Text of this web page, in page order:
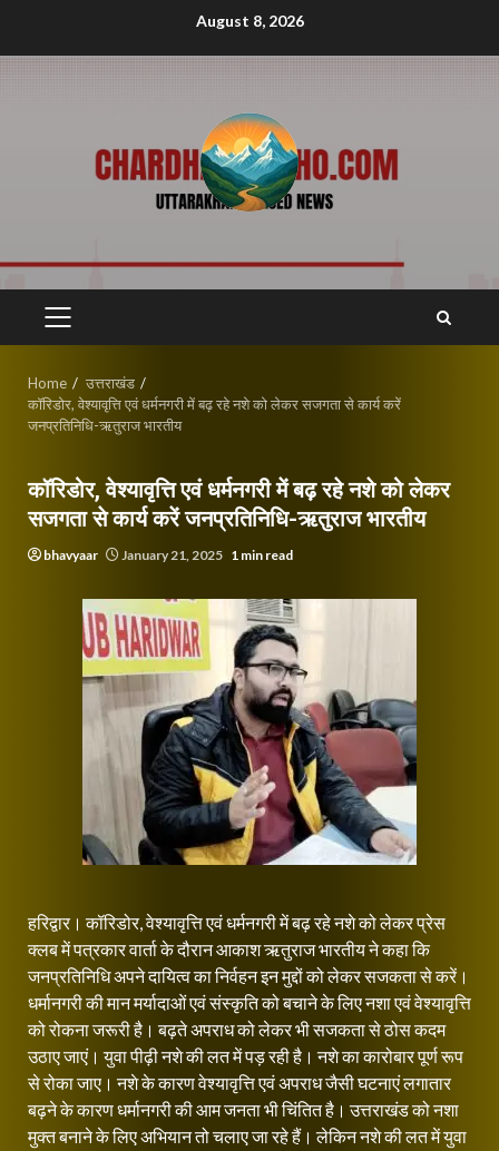
August 8, 2026
PRIMARY
Home
उत्तराखंड
कॉरिडोर, वेश्यावृत्ति एवं धर्मनगरी में बढ़ रहे नशे को लेकर सजगता से कार्य करें
जनप्रतिनिधि-ऋतुराज भारतीय
कॉरिडोर, वेश्यावृत्ति एवं धर्मनगरी में बढ़ रहे नशे को लेकर
सजगता से कार्य करें जनप्रतिनिधि-ऋतुराज भारतीय
bhavyaar January 21, 2025 1 min read
हरिद्वार। कॉरिडोर, वेश्यावृत्ति एवं धर्मनगरी में बढ़ रहे नशे को लेकर प्रेस
क्लब में पत्रकार वार्ता के दौरान आकाश ऋतुराज भारतीय ने कहा कि
जनप्रतिनिधि अपने दायित्व का निर्वहन इन मुद्दों को लेकर सजकता से करें।
धर्मानगरी की मान मर्यादाओं एवं संस्कृति को बचाने के लिए नशा एवं वेश्यावृत्ति
को रोकना जरूरी है। बढ़ते अपराध को लेकर भी सजकता से ठोस कदम
उठाए जाएं। युवा पीढ़ी नशे की लत में पड़ रही है। नशे का कारोबार पूर्ण रूप
से रोका जाए। नशे के कारण वेश्यावृत्ति एवं अपराध जैसी घटनाएं लगातार
बढ़ने के कारण धर्मानगरी की आम जनता भी चिंतित है। उत्तराखंड को नशा
मुक्त बनाने के लिए अभियान तो चलाए जा रहे हैं। लेकिन नशे की लत में युवा